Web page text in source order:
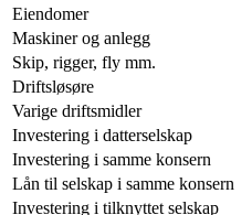
Eiendomer
Maskiner og anlegg
Skip, rigger, fly mm.
Driftsløsøre
Varige driftsmidler
Investering i datterselskap
Investering i samme konsern
Lån til selskap i samme konsern
Investering i tilknyttet selskap